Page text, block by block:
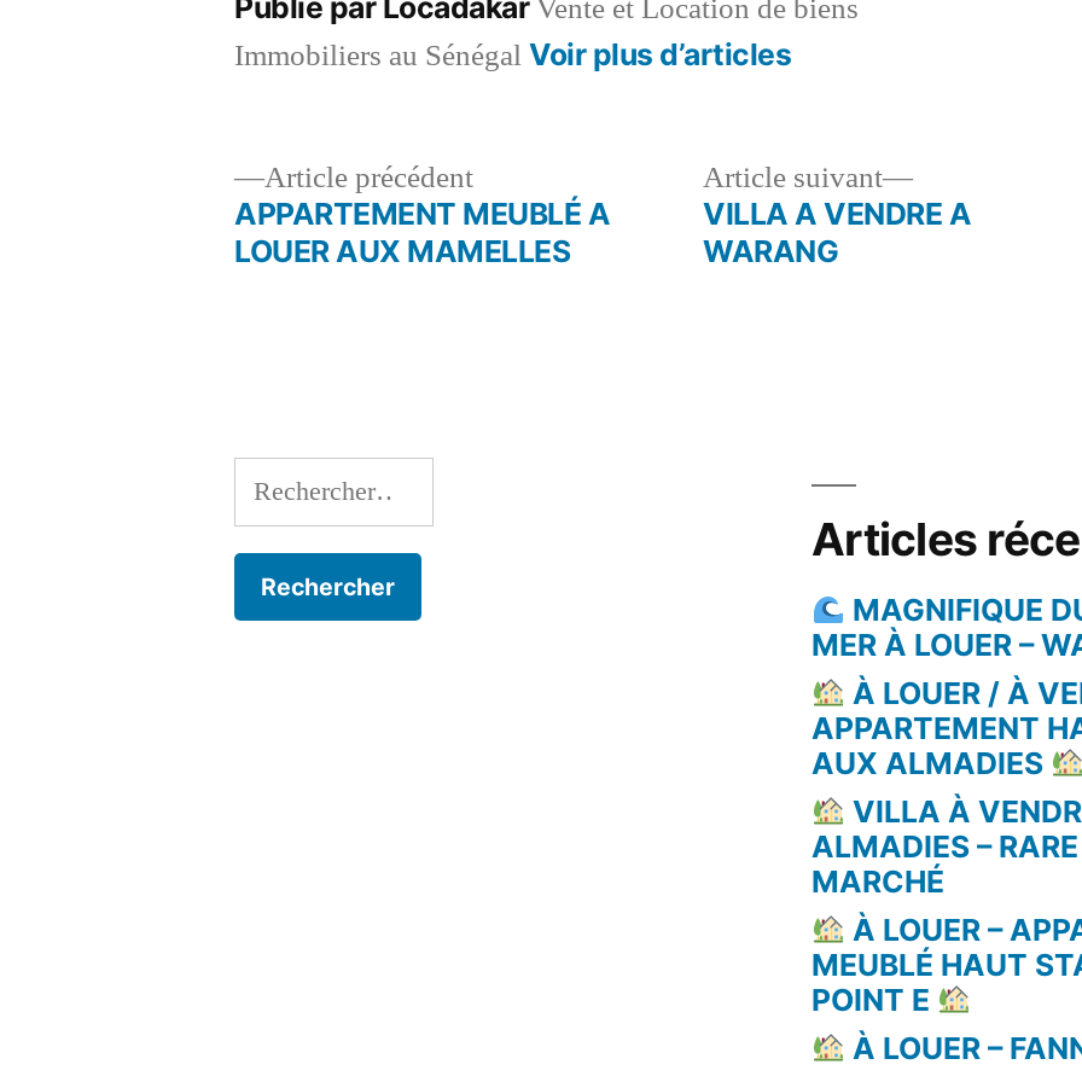
Publié par Locadakar Vente et Location de biens
Immobiliers au SénégalVoir plus d’articles
Navigation
Article précédentArticle
précédent :
APPARTEMENT MEUBLÉ A
LOUER AUX MAMELLES
Article suivant
Article
suivant :
VILLA A VENDRE A
WARANG
Rechercher :
Articles
MAGNIFIQUE
MER À LOUER –
À LOUER / À
APPARTEMENT
AUX ALMADIES
VILLA À
ALMADIES –
MARCHÉ
À LOUER –
MEUBLÉ HAUT
POINT E
À LOUER –